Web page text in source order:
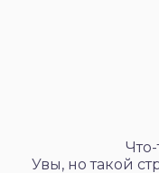
Увы, но такой